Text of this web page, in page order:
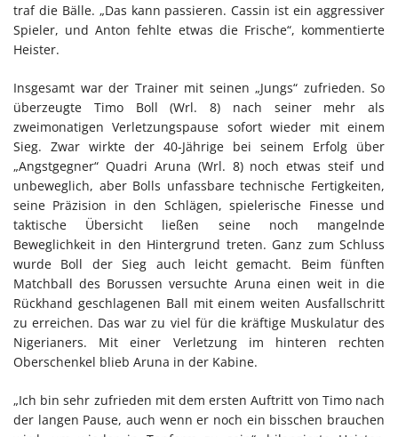
traf die Bälle. „Das kann passieren. Cassin ist ein aggressiver
Spieler, und Anton fehlte etwas die Frische“, kommentierte
Heister.
Insgesamt war der Trainer mit seinen „Jungs“ zufrieden. So
überzeugte Timo Boll (Wrl. 8) nach seiner mehr als
zweimonatigen Verletzungspause sofort wieder mit einem
Sieg. Zwar wirkte der 40-Jährige bei seinem Erfolg über
„Angstgegner“ Quadri Aruna (Wrl. 8) noch etwas steif und
unbeweglich, aber Bolls unfassbare technische Fertigkeiten,
seine Präzision in den Schlägen, spielerische Finesse und
taktische Übersicht ließen seine noch mangelnde
Beweglichkeit in den Hintergrund treten. Ganz zum Schluss
wurde Boll der Sieg auch leicht gemacht. Beim fünften
Matchball des Borussen versuchte Aruna einen weit in die
Rückhand geschlagenen Ball mit einem weiten Ausfallschritt
zu erreichen. Das war zu viel für die kräftige Muskulatur des
Nigerianers. Mit einer Verletzung im hinteren rechten
Oberschenkel blieb Aruna in der Kabine.
„Ich bin sehr zufrieden mit dem ersten Auftritt von Timo nach
der langen Pause, auch wenn er noch ein bisschen brauchen